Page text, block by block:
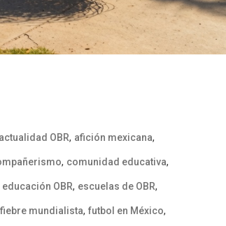
actualidad OBR, afición mexicana,
, comunidad educativa,
educación OBR, escuelas de OBR,
fiebre mundialista, futbol en México,